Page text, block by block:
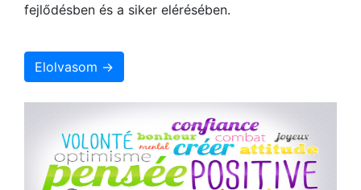
fejlődésben és a siker elérésében.
Elolvasom →